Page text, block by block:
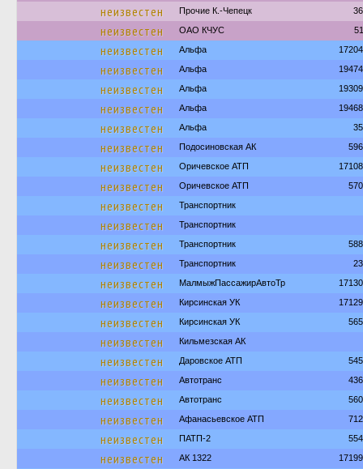
неизвестен Прочие К.-Чепецк
неизвестен ОАО КЧУС
неизвестен Альфа
неизвестен Альфа
неизвестен Альфа
неизвестен Альфа
неизвестен Альфа
неизвестен Подосиновская АК
неизвестен Оричевское АТП
неизвестен Оричевское АТП
неизвестен Транспортник
неизвестен Транспортник
неизвестен Транспортник
неизвестен Транспортник
неизвестен МалмыжПассажирАвтоТр
неизвестен Кирсинская УК
неизвестен Кирсинская УК
неизвестен Кильмезская АК
неизвестен Даровское АТП
неизвестен Автотранс
неизвестен Автотранс
неизвестен Афанасьевское АТП
неизвестен ПАТП-2
неизвестен АК 1322